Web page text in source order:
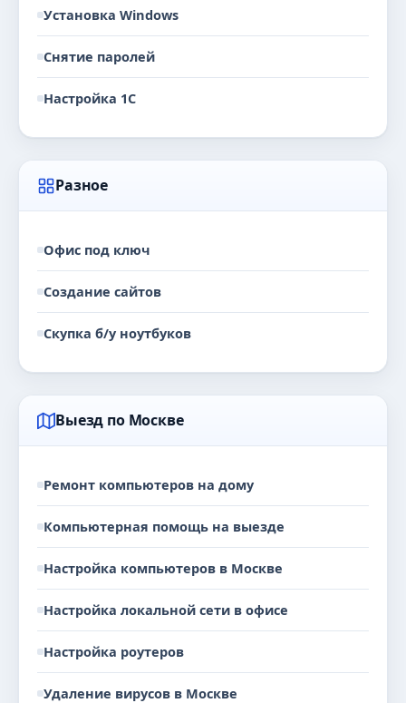
Установка Windows
Снятие паролей
Настройка 1С
Разное
Офис под ключ
Создание сайтов
Скупка б/у ноутбуков
Выезд по Москве
Ремонт компьютеров на дому
Компьютерная помощь на выезде
Настройка компьютеров в Москве
Настройка локальной сети в офисе
Настройка роутеров
Удаление вирусов в Москве